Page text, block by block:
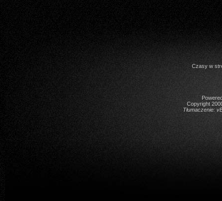
Czasy w
Copyright
Tłumaczenie: